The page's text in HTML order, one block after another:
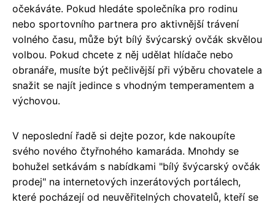
očekáváte. Pokud hledáte společníka pro rodinu
nebo sportovního partnera pro aktivnější trávení
volného času, může být bílý švýcarský ovčák skvělou
volbou. Pokud chcete z něj udělat hlídače nebo
obranáře, musíte být pečlivější při výběru chovatele a
snažit se najít jedince s vhodným temperamentem a
výchovou.
V neposlední řadě si dejte pozor, kde nakoupíte
svého nového čtyřnohého kamaráda. Mnohdy se
bohužel setkávám s nabídkami "bílý švýcarský ovčák
prodej" na internetových inzerátových portálech,
které pocházejí od neuvěřitelných chovatelů, kteří se